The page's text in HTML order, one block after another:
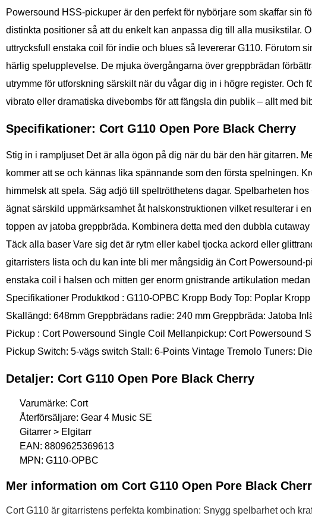
Powersound HSS-pickuper är den perfekt för nybörjare som skaffar sin
distinkta positioner så att du enkelt kan anpassa dig till alla musikstilar.
uttrycksfull enstaka coil för indie och blues så levererar G110. Förutom
härlig spelupplevelse. De mjuka övergångarna över greppbrädan
utrymme för utforskning särskilt när du vågar dig in i högre register.
vibrato eller dramatiska divebombs för att fängsla din publik – allt med
Specifikationer: Cort G110 Open Pore Black Cherry
Stig in i rampljuset Det är alla ögon på dig när du bär den här gitarren.
kommer att se och kännas lika spännande som den första spelningen.
himmelsk att spela. Säg adjö till speltrötthetens dagar. Spelbarheten
ägnat särskild uppmärksamhet åt halskonstruktionen vilket resulterar i
toppen av jatoba greppbräda. Kombinera detta med den dubbla
Täck alla baser Vare sig det är rytm eller kabel tjocka ackord eller
gitarristers lista och du kan inte bli mer mångsidig än Cort
enstaka coil i halsen och mitten ger enorm gnistrande artikulation
Specifikationer Produktkod : G110-OPBC Kropp Body Top: Poplar
Skallängd: 648mm Greppbrädans radie: 240 mm Greppbräda: Jatoba
Pickup : Cort Powersound Single Coil Mellanpickup: Cort Powersound
Pickup Switch: 5-vägs switch Stall: 6-Points Vintage Tremolo Tuners:
Detaljer: Cort G110 Open Pore Black Cherry
Varumärke: Cort
Återförsäljare: Gear 4 Music SE
Gitarrer > Elgitarr
EAN: 8809625369613
MPN: G110-OPBC
Mer information om Cort G110 Open Pore Black
Cort G110 är gitarristens perfekta kombination: Snygg spelbarhet och